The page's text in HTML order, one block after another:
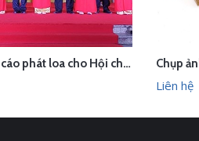
XEM NHANH
Thu âm quảng cáo phát loa cho Hội chợ Làng nghề VN 2018
Liên hệ